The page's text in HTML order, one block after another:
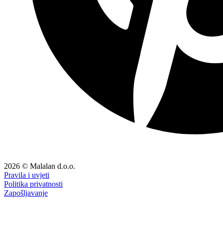
2026 © Malalan d.o.o.
Pravila i uvjeti
Politika privatnosti
Zapošljavanje